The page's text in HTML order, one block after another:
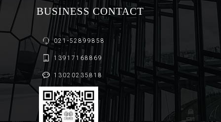
BUSINESS CONTACT
021-52899858
13917168869
13020235818